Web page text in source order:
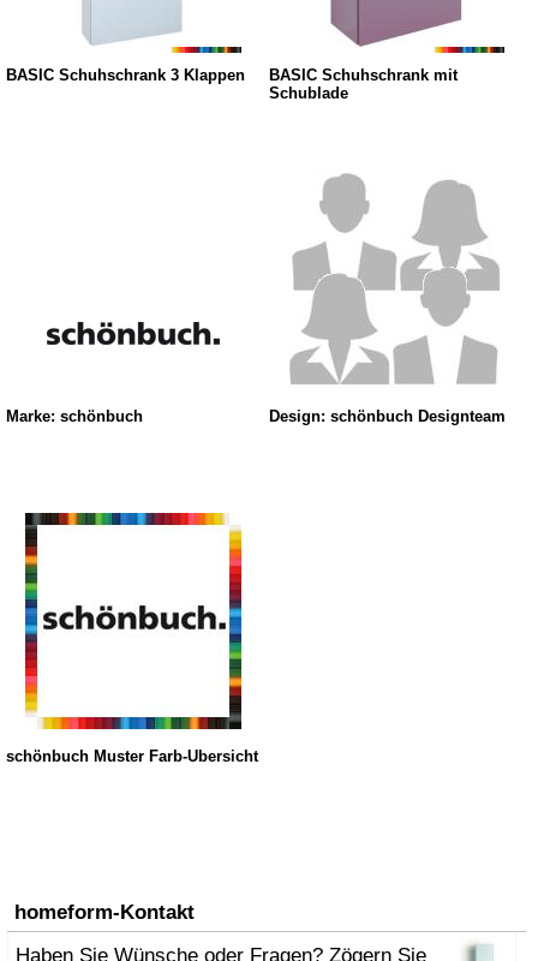
BASIC Schuhschrank 3 Klappen
BASIC Schuhschrank mit
Schublade
Marke: schönbuch Design: schönbuch Designteam
schönbuch Muster Farb-Übersicht
homeform-Kontakt
Haben Sie Wünsche oder Fragen? Zögern Sie